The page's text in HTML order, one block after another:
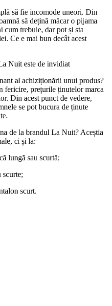
fie incomode uneori. Din
să dețină măcar o pijama
cum trebuie, dar pot și sta
Ce e mai bun decât acest
Nuit este de invidiat
al achiziționării unui produs?
fericire, prețurile ținutelor marca
Din acest punct de vedere,
se pot bucura de ținute
de la brandul La Nuit? Aceștia
ci și la:
lungă sau scurtă;
scurte;
scurt.